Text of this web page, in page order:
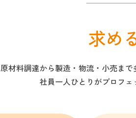
求め
原材料調達から製造・物流・小売ま
社員一人ひとりがプロフェ